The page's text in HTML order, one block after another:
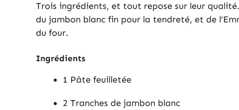
Trois ingrédients, et tout repose sur leur
du jambon blanc fin pour la tendreté, et de
du four.
Ingrédients
1 Pâte feuilletée
2 Tranches de jambon blanc